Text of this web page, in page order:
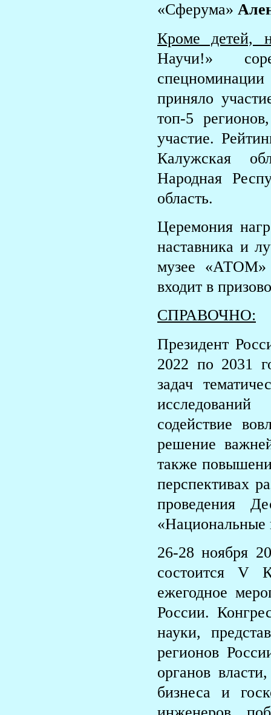
«Сферума»
Кроме детей,
Научи!»
приняло
топ-5
участие.
Калужская
Народная
область.
Церемония
наставника и
музее
входит в
СПРАВОЧНО:
Президент
2022 по 2031
задач
содействие
решение
также
перспективах
проведения
«Национальные
26-28 ноября
состоится V
ежегодное
России.
науки,
регионов
органов
бизнеса и